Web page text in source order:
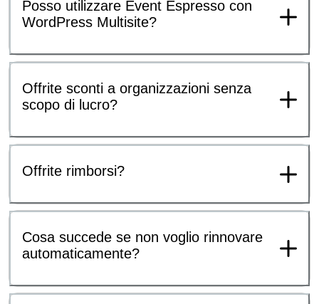
Posso utilizzare Event Espresso con
WordPress Multisite?
Offrite sconti a organizzazioni senza
scopo di lucro?
Offrite rimborsi?
Cosa succede se non voglio rinnovare
automaticamente?